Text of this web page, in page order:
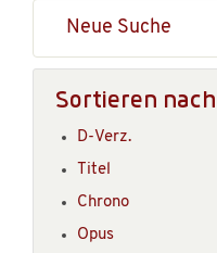
Neue Suche
Sortieren
D-Verz.
Titel
Chrono
Opus